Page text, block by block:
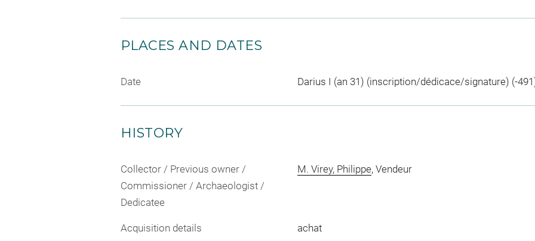
PLACES AND DATES
Date Darius I (an 31) (inscription/dédicace/signature) (-
HISTORY
Collector / Previous owner /
Commissioner / Archaeologist /
Dedicatee
M. Virey, Philippe, Vendeur
Acquisition details achat